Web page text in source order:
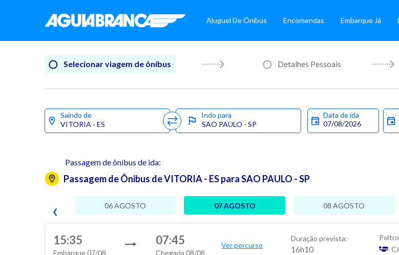
Aluguel De Ônibus Encomendas Embarque Já
Selecionar viagem de ônibus Detalhes Pessoais
Saindo de Indo para Data de ida
Passagem de ônibus de ida:
Passagem de Ônibus de VITORIA - ES para SAO PAULO - SP
❮
06 AGOSTO 07 AGOSTO 08 AGOSTO
15:35
Embarque 07/08
07:45
Chegada 08/08
Ver percurso
Duração prevista:
16h10